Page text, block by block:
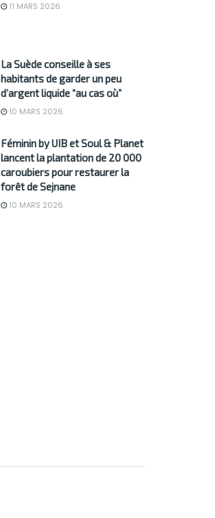
11 MARS 2026
La Suède conseille à ses
habitants de garder un peu
d’argent liquide “au cas où”
10 MARS 2026
Féminin by UIB et Soul & Planet
lancent la plantation de 20 000
caroubiers pour restaurer la
forêt de Sejnane
10 MARS 2026